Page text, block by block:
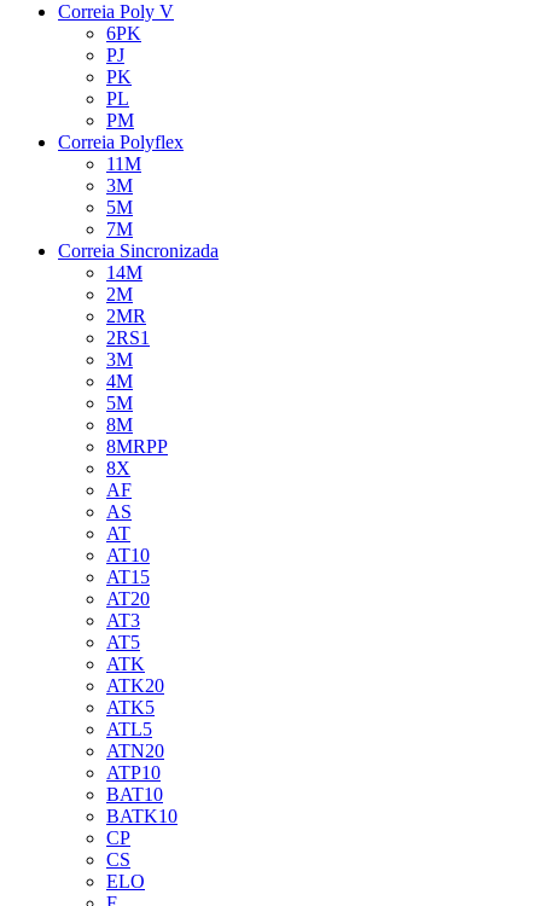
Correia Poly V
6PK
PJ
PK
PL
PM
Correia Polyflex
11M
3M
5M
7M
Correia Sincronizada
14M
2M
2MR
2RS1
3M
4M
5M
8M
8MRPP
8X
AF
AS
AT
AT10
AT15
AT20
AT3
AT5
ATK
ATK20
ATK5
ATL5
ATN20
ATP10
BAT10
BATK10
CP
CS
ELO